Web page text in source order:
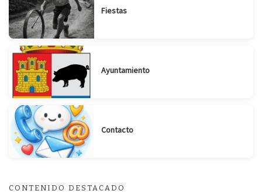
Fiestas
Ayuntamiento
Contacto
CONTENIDO DESTACADO